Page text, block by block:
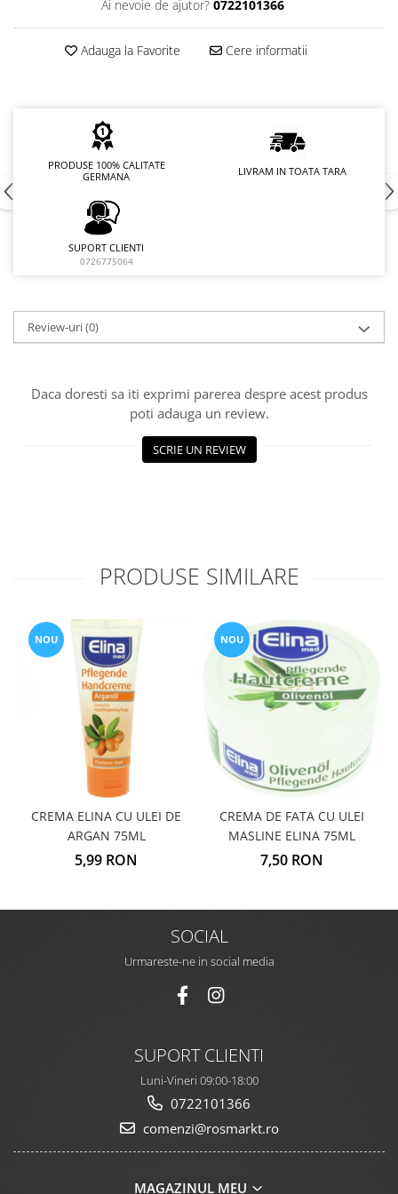
Ai nevoie de ajutor? 0722101366
Adauga la Favorite Cere informatii
PRODUSE 100% CALITATE
GERMANA
LIVRAM IN TOATA TARA
SUPORT CLIENTI
0726775064
Review-uri(0)
Daca doresti sa iti exprimi parerea despre acest produs
poti adauga un review.
SCRIE UN REVIEW
PRODUSE SIMILARE
NOU
CREMA ELINA CU ULEI DE
ARGAN 75ML
5,99 RON
NOU
CREMA DE FATA CU ULEI
MASLINE ELINA 75ML
7,50 RON
SOCIAL
Urmareste-ne in social media
SUPORT CLIENTI
Luni-Vineri 09:00-18:00
0722101366
comenzi@rosmarkt.ro
MAGAZINUL MEU